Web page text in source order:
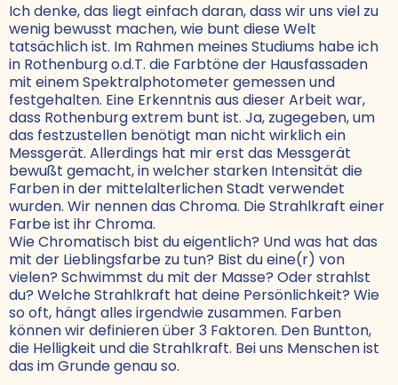
Ich denke, das liegt einfach daran, dass wir uns viel zu
wenig bewusst machen, wie bunt diese Welt
tatsächlich ist. Im Rahmen meines Studiums habe ich
in Rothenburg o.d.T. die Farbtöne der Hausfassaden
mit einem Spektralphotometer gemessen und
festgehalten. Eine Erkenntnis aus dieser Arbeit war,
dass Rothenburg extrem bunt ist. Ja, zugegeben, um
das festzustellen benötigt man nicht wirklich ein
Messgerät. Allerdings hat mir erst das Messgerät
bewußt gemacht, in welcher starken Intensität die
Farben in der mittelalterlichen Stadt verwendet
wurden. Wir nennen das Chroma. Die Strahlkraft einer
Farbe ist ihr Chroma.
Wie Chromatisch bist du eigentlich? Und was hat das
mit der Lieblingsfarbe zu tun? Bist du eine(r) von
vielen? Schwimmst du mit der Masse? Oder strahlst
du? Welche Strahlkraft hat deine Persönlichkeit? Wie
so oft, hängt alles irgendwie zusammen. Farben
können wir definieren über 3 Faktoren. Den Buntton,
die Helligkeit und die Strahlkraft. Bei uns Menschen ist
das im Grunde genau so.